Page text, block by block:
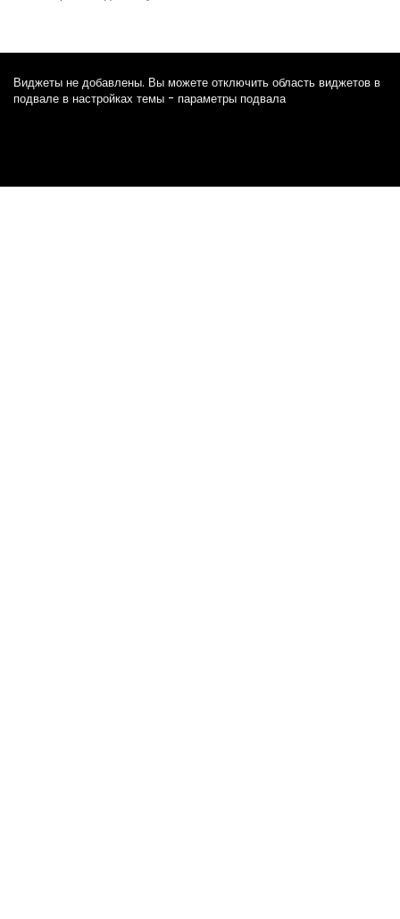
Виджеты не добавлены. Вы можете отключить область виджетов в
подвале в настройках темы - параметры подвала